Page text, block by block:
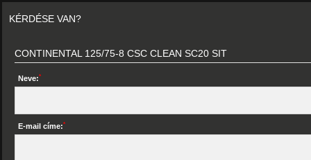
KÉRDÉSE VAN?
CONTINENTAL 125/75-8 CSC CLEAN SC20 SIT
Neve:*
E-mail címe:*